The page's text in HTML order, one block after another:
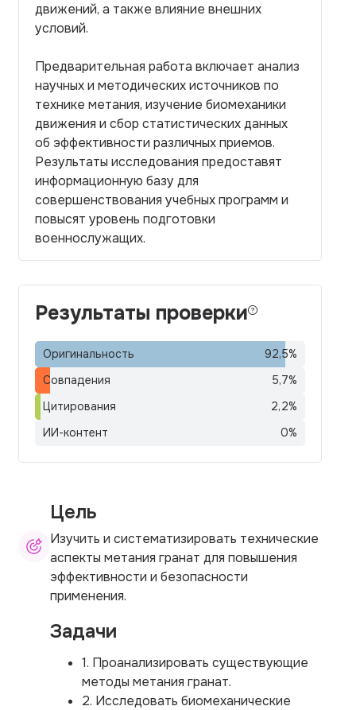
движений, а также влияние внешних
условий.
Предварительная работа включает анализ
научных и методических источников по
технике метания, изучение биомеханики
движения и сбор статистических данных
об эффективности различных приемов.
Результаты исследования предоставят
информационную базу для
совершенствования учебных программ и
повысят уровень подготовки
военнослужащих.
Результаты проверки
Оригинальность 92,5%
Совпадения
5,7%
Цитирования
2,2%
ИИ-контент
0%
Цель
Изучить и систематизировать технические
аспекты метания гранат для повышения
эффективности и безопасности
применения.
Задачи
1. Проанализировать существующие
методы метания гранат.
2. Исследовать биомеханические